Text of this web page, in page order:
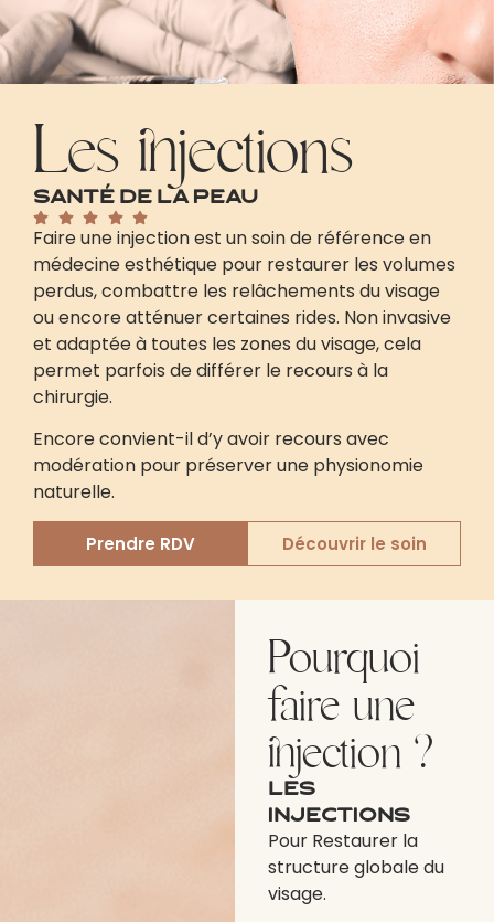
Les injections
Santé de la peau
Faire une injection est un soin de référence en
médecine esthétique pour restaurer les volumes
perdus, combattre les relâchements du visage
ou encore atténuer certaines rides. Non invasive
et adaptée à toutes les zones du visage, cela
permet parfois de différer le recours à la
chirurgie.
Encore convient-il d’y avoir recours avec
modération pour préserver une physionomie
naturelle.
Prendre RDV Découvrir le soin
Pourquoi
faire une
injection ?
Les
injections
Pour Restaurer la
structure globale du
visage.